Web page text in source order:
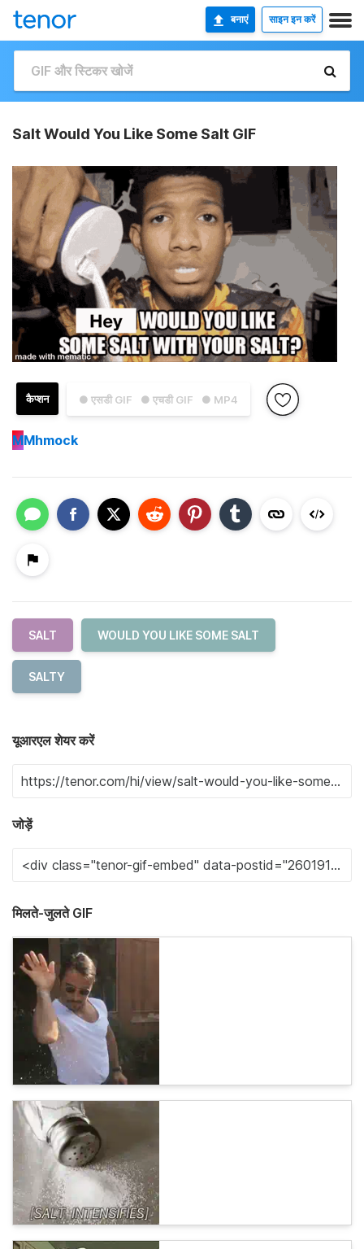
बनाएं साइन इन करें
Salt Would You Like Some Salt GIF
● एसडी GIF ● एचडी GIF ● MP4
कैप्शन
MMhmock
SALT WOULD YOU LIKE SOME SALT
SALTY
यूआरएल शेयर करें
जोड़ें
मिलते-जुलते GIF